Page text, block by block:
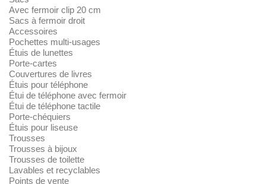
Avec fermoir clip 20 cm
Sacs à fermoir droit
Accessoires
Pochettes multi-usages
Étuis de lunettes
Porte-cartes
Couvertures de livres
Étuis pour téléphone
Étui de téléphone avec fermoir
Étui de téléphone tactile
Porte-chéquiers
Étuis pour liseuse
Trousses
Trousses à bijoux
Trousses de toilette
Lavables et recyclables
Points de vente